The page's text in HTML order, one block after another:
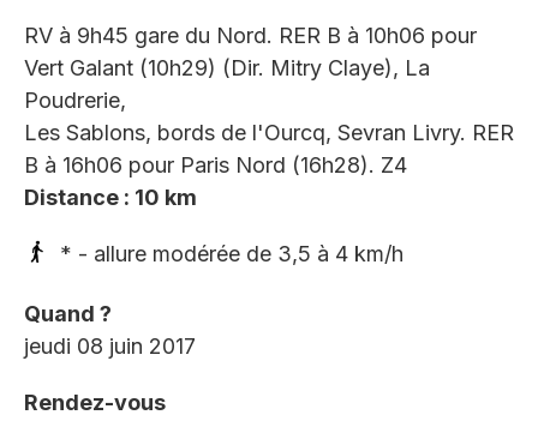
RV à 9h45 gare du Nord. RER B à 10h06 pour
Vert Galant (10h29) (Dir. Mitry Claye), La
Poudrerie,
Les Sablons, bords de l'Ourcq, Sevran Livry. RER
B à 16h06 pour Paris Nord (16h28). Z4
Distance : 10 km
* - allure modérée de 3,5 à 4 km/h
Quand ?
jeudi 08 juin 2017
Rendez-vous